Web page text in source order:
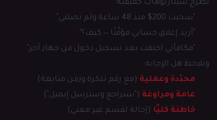
نطرح سيناريوهات حقيقية:
"سحبت 200$ منذ 48 ساعة ولم تصلني"
"أريد إغلاق حسابي مؤقّتًا — كيف؟"
"مكافأتي اختفت بعد تسجيل دخول من جهاز آخر"
ونلاحظ هل الإجابة:
محدّدة وعملية (مع رقم تذكرة وزمن متابعة)
عامة ومراوغة ("سنراجع وسنرسل إيميل")
خاطئة كليًا (إحالة لقسم غير معني)